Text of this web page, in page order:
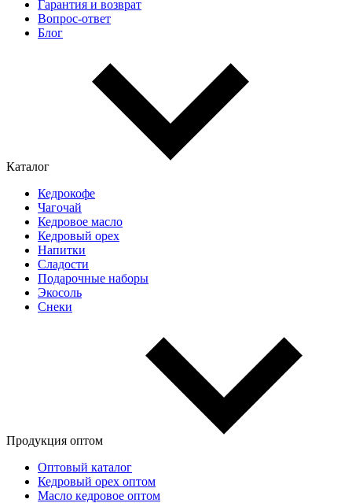
Гарантия и возврат
Вопрос-ответ
Блог
Каталог
Кедрокофе
Чагочай
Кедровое масло
Кедровый орех
Напитки
Сладости
Подарочные наборы
Экосоль
Снеки
Продукция оптом
Оптовый каталог
Кедровый орех оптом
Масло кедровое оптом